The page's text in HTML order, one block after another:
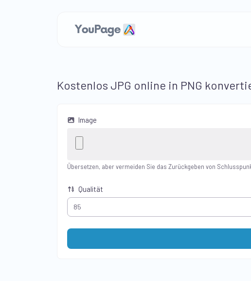
Kostenlos JPG online in PNG
Image
Übersetzen, aber vermeiden Sie das Zurückgeben von
Qualität